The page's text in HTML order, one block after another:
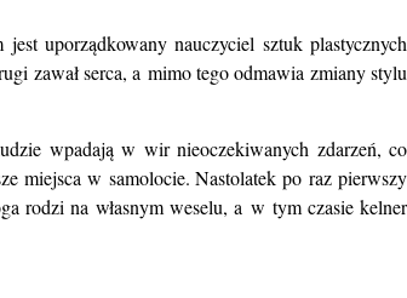
jest uporządkowany nauczyciel sztuk plastycznych
zawał serca, a mimo tego odmawia zmiany stylu
wpadają w wir nieoczekiwanych zdarzeń, co
miejsca w samolocie. Nastolatek po raz pierwszy
rodzi na własnym weselu, a w tym czasie kelner